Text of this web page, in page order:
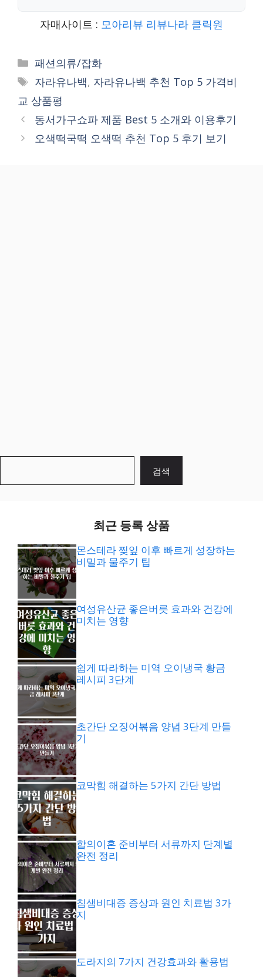
자매사이트 : 모아리뷰 리뷰나라 클릭원
Categories
패션의류/잡화
Tags
자라유나백, 자라유나백 추천 Top 5 가격비
교 상품평
동서가구쇼파 제품 Best 5 소개와 이용후기
오색떡국떡 오색떡 추천 Top 5 후기 보기
검색
최근 등록 상품
몬스테라 찢잎 이후 빠르게 성장하는
비밀과 물주기 팁
여성유산균 좋은버릇 효과와 건강에
미치는 영향
쉽게 따라하는 미역 오이냉국 황금
레시피 3단계
초간단 오징어볶음 양념 3단계 만들
기
코막힘 해결하는 5가지 간단 방법
합의이혼 준비부터 서류까지 단계별
완전 정리
침샘비대증 증상과 원인 치료법 3가
지
도라지의 7가지 건강효과와 활용법